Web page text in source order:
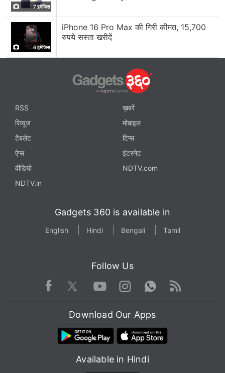
7 इमेजिस
6 इमेजिस
iPhone 16 Pro Max की गिरी कीमत, 15,700
रुपये सस्ता खरीदें
RSS
ख़बरें
रिव्यूज
मोबाइल
टैबलेट
टिप्स
ऐप्स
इंटरनेट
वीडियो
NDTV.com
NDTV.in
Gadgets 360 is available in
English Hindi Bengali Tamil
Follow Us
Facebook TwitterYoutube
Instagram WhatsApp
Rss
Download Our Apps
Available in Hindi